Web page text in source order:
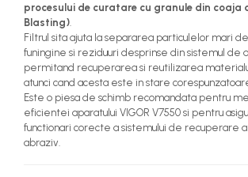
procesului de curatare cu granule din coaja
Blasting).
Filtrul sita ajuta la separarea particulelor mari
funingine si reziduuri desprinse din sistemul de
permitand recuperarea si reutilizarea
atunci cand acesta este in stare
Este o piesa de schimb recomandata pentru
eficientei aparatului VIGOR V7550 si pentru
functionari corecte a sistemului de recuperare
abraziv.